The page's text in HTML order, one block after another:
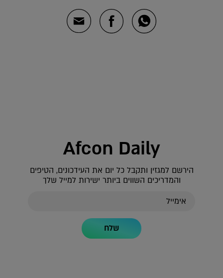
Afcon Daily
הירשם למגזין ותקבל כל יום את העידכונים, הטיפים
והמדריכים השווים ביותר ישירות למייל שלך
שלח